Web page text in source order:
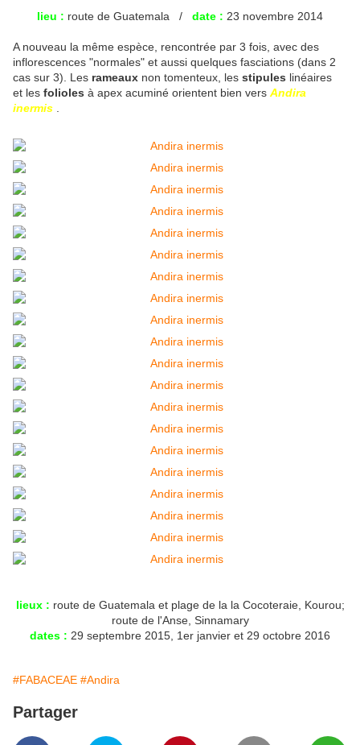
lieu : route de Guatemala / date : 23 novembre 2014
A nouveau la même espèce, rencontrée par 3 fois, avec des
inflorescences "normales" et aussi quelques fasciations (dans 2
cas sur 3). Les rameaux non tomenteux, les stipules linéaires
et les folioles à apex acuminé orientent bien vers Andira
inermis
lieux : route de Guatemala et plage de la la Cocoteraie, Kourou;
route de l'Anse, Sinnamary
dates : 29 septembre 2015, 1er janvier et 29 octobre 2016
#FABACEAE #Andira
Partager